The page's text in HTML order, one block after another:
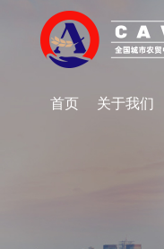
首页 关于我们